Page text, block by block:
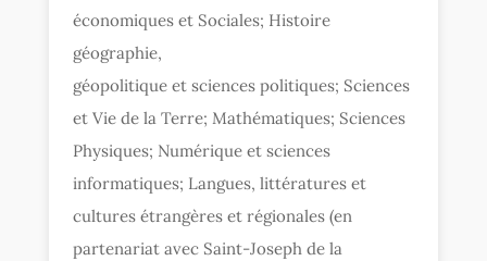
économiques et Sociales; Histoire
géographie,
géopolitique et sciences politiques; Sciences
et Vie de la Terre; Mathématiques; Sciences
Physiques; Numérique et sciences
informatiques; Langues, littératures et
cultures étrangères et régionales (en
partenariat avec Saint-Joseph de la